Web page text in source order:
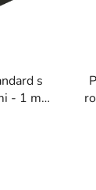
s
- 1 m x